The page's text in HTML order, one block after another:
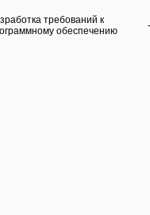
требований к
обеспечению
-